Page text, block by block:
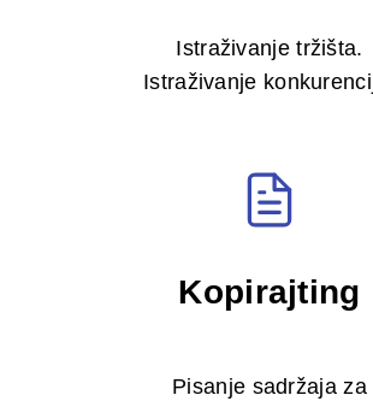
Istraživanje tržišta.
Istraživanje
Kopirajting
Pisanje sadržaja za